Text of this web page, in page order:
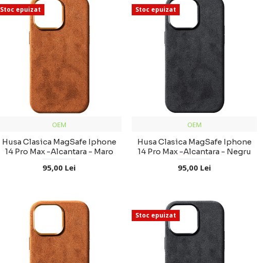
Stoc epuizat
OEM
Husa Clasica MagSafe Iphone
14 Pro Max -Alcantara - Maro
95,00 Lei
Stoc epuizat
OEM
Husa Clasica MagSafe Iphone
14 Pro Max -Alcantara - Negru
95,00 Lei
Stoc epuizat